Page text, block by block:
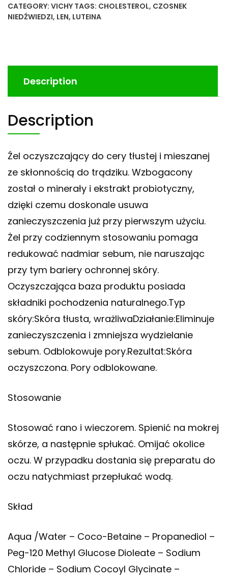
CATEGORY: VICHY TAGS: CHOLESTEROL, CZOSNEK
NIEDŹWIEDZI, LEN, LUTEINA
Description
Description
Źel oczyszczający do cery tłustej i mieszanej
ze skłonnością do trądziku. Wzbogacony
został o minerały i ekstrakt probiotyczny,
dzięki czemu doskonale usuwa
zanieczyszczenia już przy pierwszym użyciu.
Żel przy codziennym stosowaniu pomaga
redukować nadmiar sebum, nie naruszając
przy tym bariery ochronnej skóry.
Oczyszczająca baza produktu posiada
składniki pochodzenia naturalnego.Typ
skóry:Skóra tłusta, wrażliwaDziałanie:Eliminuje
zanieczyszczenia i zmniejsza wydzielanie
sebum. Odblokowuje pory.Rezultat:Skóra
oczyszczona. Pory odblokowane.
Stosowanie
Stosować rano i wieczorem. Spienić na mokrej
skórze, a następnie spłukać. Omijać okolice
oczu. W przypadku dostania się preparatu do
oczu natychmiast przepłukać wodą.
Skład
Aqua /Water – Coco-Betaine – Propanediol –
Peg-120 Methyl Glucose Dioleate – Sodium
Chloride – Sodium Cocoyl Glycinate –